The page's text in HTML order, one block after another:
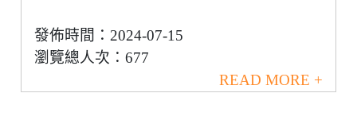
發佈時間：2024-07-15
瀏覽總人次：677
READ MORE +